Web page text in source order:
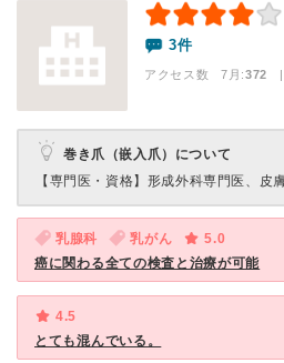
3件
アクセス数 7月:372 |
巻き爪（嵌入爪）について
【専門医・資格】 形成外科専門医、皮
乳腺科 乳がん
5.0
癌に関わる全ての検査と治療が可能
4.5
とても混んでいる。